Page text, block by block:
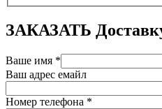
ЗАКАЗАТЬ
Ваше имя *
Ваш адрес емайл
Номер телефона *